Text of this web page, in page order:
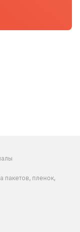
пакетов, пленок,